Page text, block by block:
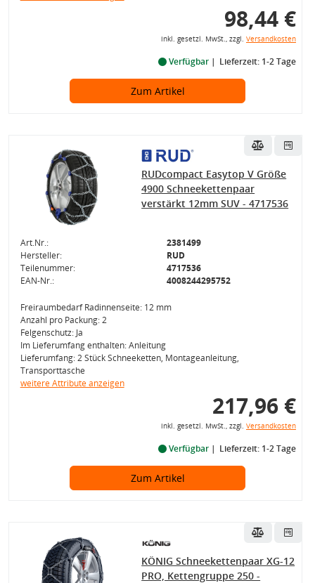
98,44 €
inkl. gesetzl. MwSt., zzgl. Versandkosten
Verfügbar Lieferzeit: 1-2 Tage
Zum Artikel
RUDcompact Easytop V Größe
4900 Schneekettenpaar
verstärkt 12mm SUV - 4717536
Art.Nr.:
2381499
Hersteller:
RUD
Teilenummer:
4717536
EAN-Nr.:
4008244295752
Freiraumbedarf Radinnenseite: 12 mm
Anzahl pro Packung: 2
Felgenschutz: Ja
Im Lieferumfang enthalten: Anleitung
Lieferumfang: 2 Stück Schneeketten, Montageanleitung,
Transporttasche
weitere Attribute anzeigen
217,96 €
inkl. gesetzl. MwSt., zzgl. Versandkosten
Verfügbar Lieferzeit: 1-2 Tage
Zum Artikel
KÖNIG Schneekettenpaar XG-12
PRO, Kettengruppe 250 -